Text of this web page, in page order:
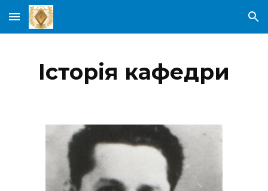
Skip to main content Skip to navigation
Історія кафедри